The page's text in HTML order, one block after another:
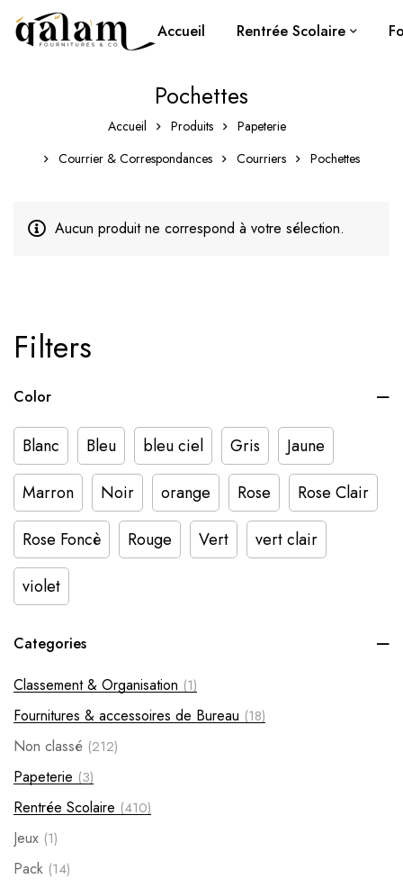
Accueil Rentrée Scolaire
Pochettes
Accueil Produits
Papeterie
Courrier & Correspondances
Courriers Pochettes
Filters
Color
Blanc Bleu bleu ciel Gris
Jaune
Marron
Noir orange Rose
Rose Clair
Rose Foncè
Rouge Vert
vert clair
violet
Categories
Classement & Organisation (1)
Fournitures & accessoires de Bureau (18)
Non classé (212)
Papeterie (3)
Rentrée Scolaire (410)
Jeux (1)
Pack (14)
Aucun produit ne correspond à votre sélection.